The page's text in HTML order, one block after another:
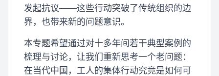
发起抗议——这些行动突破了传统组织的边
界，也带来新的问题意识。
本专题希望通过对十多年间若干典型案例的
梳理与讨论，让我们重新思考一个老问题：
在当代中国，工人的集体行动究竟是如何可